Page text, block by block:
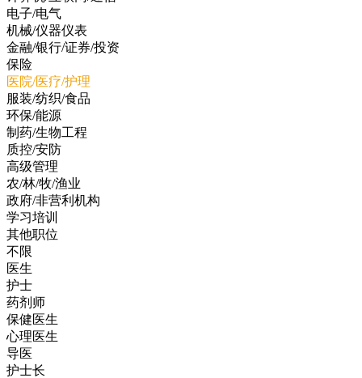
电子/电气
机械/仪器仪表
金融/银行/证券/投资
保险
医院/医疗/护理
服装/纺织/食品
环保/能源
制药/生物工程
质控/安防
高级管理
农/林/牧/渔业
政府/非营利机构
学习培训
其他职位
不限
医生
护士
药剂师
保健医生
心理医生
导医
护士长